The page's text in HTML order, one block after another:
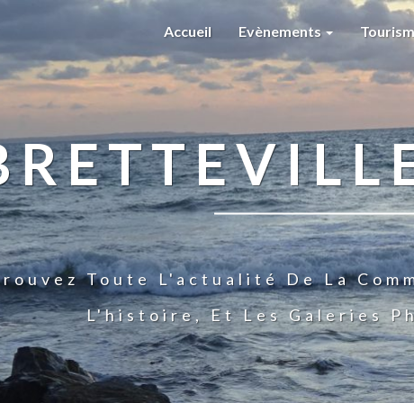
Accueil Evènements
Toute L'actualité De La
L'histoire, Et Les Galeries